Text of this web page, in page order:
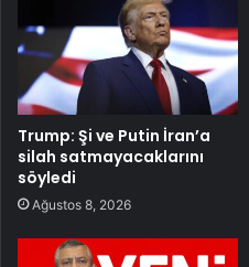
Trump: Şi ve Putin İran’a
silah satmayacaklarını
söyledi
Ağustos 8, 2026